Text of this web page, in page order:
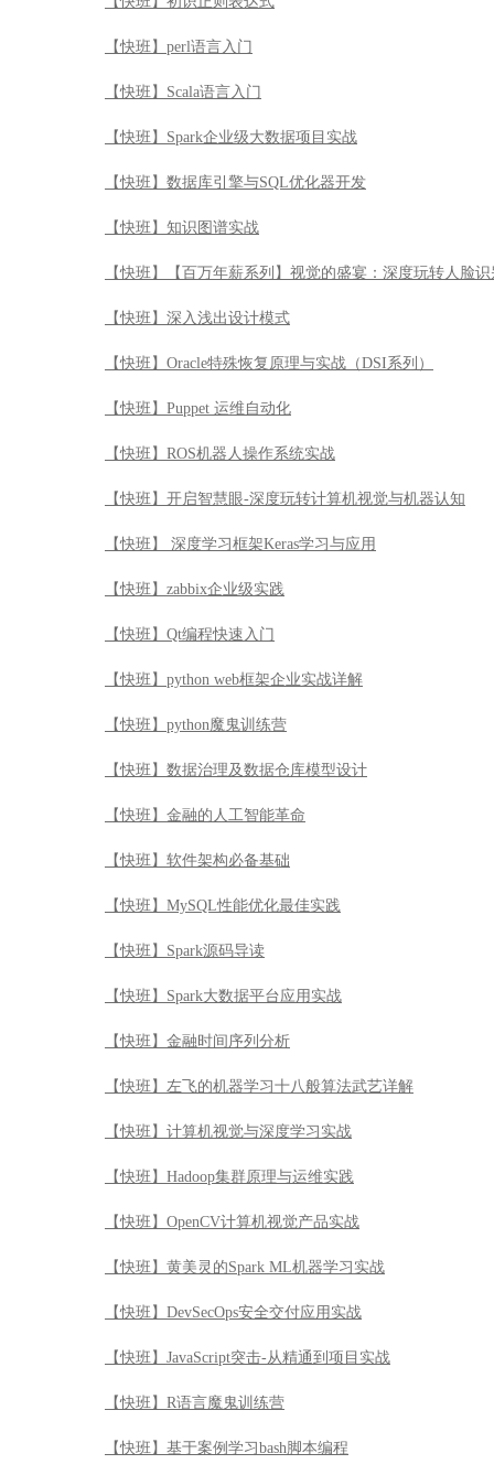
【快班】perl语言入门
【快班】Scala语言入门
【快班】Spark企业级大数据项目实战
【快班】数据库引擎与SQL优化器开发
【快班】知识图谱实战
【快班】【百万年薪系列】视觉的盛宴：深度玩转人脸识
【快班】深入浅出设计模式
【快班】Oracle特殊恢复原理与实战（DSI系列）
【快班】Puppet 运维自动化
【快班】ROS机器人操作系统实战
【快班】开启智慧眼-深度玩转计算机视觉与机器认知
【快班】 深度学习框架Keras学习与应用
【快班】zabbix企业级实践
【快班】Qt编程快速入门
【快班】python web框架企业实战详解
【快班】python魔鬼训练营
【快班】数据治理及数据仓库模型设计
【快班】金融的人工智能革命
【快班】软件架构必备基础
【快班】MySQL性能优化最佳实践
【快班】Spark源码导读
【快班】Spark大数据平台应用实战
【快班】金融时间序列分析
【快班】左飞的机器学习十八般算法武艺详解
【快班】计算机视觉与深度学习实战
【快班】Hadoop集群原理与运维实践
【快班】OpenCV计算机视觉产品实战
【快班】黄美灵的Spark ML机器学习实战
【快班】DevSecOps安全交付应用实战
【快班】JavaScript突击-从精通到项目实战
【快班】R语言魔鬼训练营
【快班】基于案例学习bash脚本编程